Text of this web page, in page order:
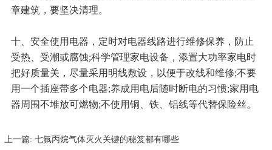
章建筑，要坚决清理。
十、安全使用电器，定时对电器线路进行维修保养，防止
受热、受潮或腐蚀;科学管理家电设备，添置大功率家电时
把好质量关，尽量采用明线敷设，以便于改线和维修;不要
用一个插座带多个电器;养成用电后随时断电的习惯;家用电
器周围不堆放可燃物;不使用铜、铁、铝线等代替保险丝。
上一篇: 七氟丙烷气体灭火关键的秘笈都有哪些